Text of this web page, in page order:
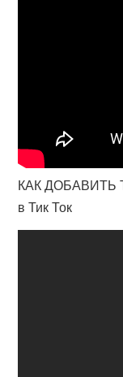
КАК ДОБАВИТЬ
в Тик Ток